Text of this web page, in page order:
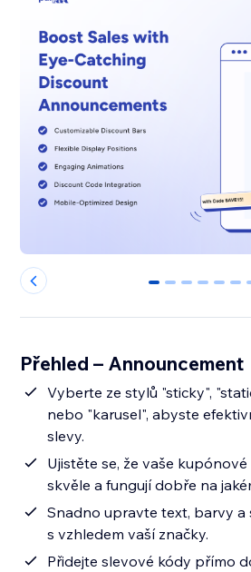
0 1 2 3 4 5
Přehled – Announcement
Vyberte ze stylů "sticky",
nebo "karusel", abyste
slevy.
Ujistěte se, že vaše
skvěle a fungují dobře na
Snadno upravte text, barvy a
s vzhledem vaší značky.
Přidejte slevové kódy přímo